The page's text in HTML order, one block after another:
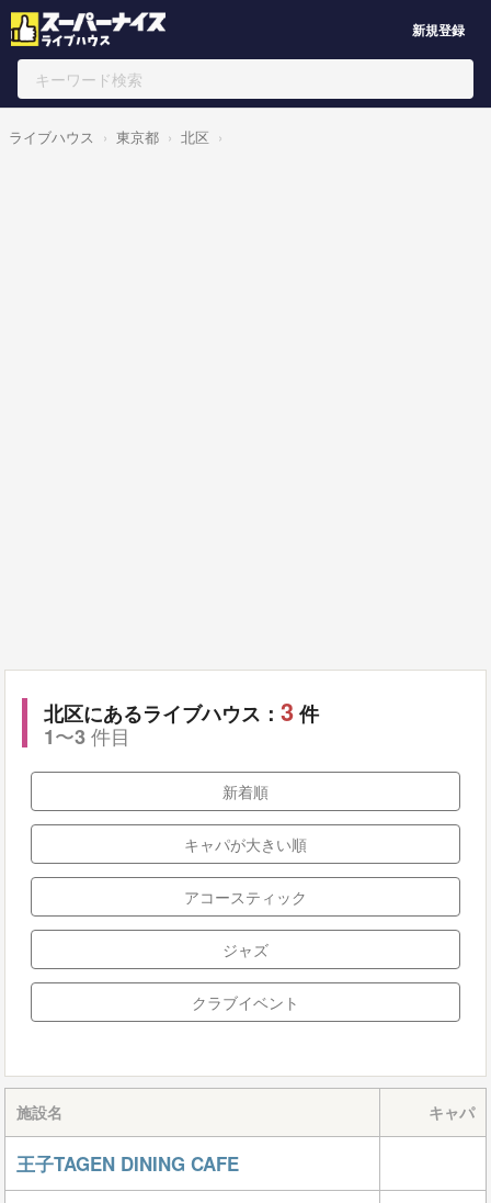
新規登録
ライブハウス 東京都 北区
北区にあるライブハウス： 3件
1〜3件目
新着順
キャパが大きい順
アコースティック
ジャズ
クラブイベント
施設名 キャパ
王子TAGEN DINING CAFE